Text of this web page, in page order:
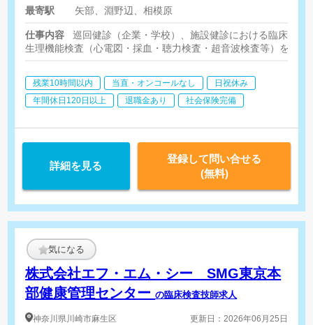
最寄駅
矢部、淵野辺、相模原
仕事内容
巡回健診（企業・学校）、施設健診における臨床検査
生理機能検査（心電図・採血・聴力検査・超音波検査等）を行っ
残業10時間以内 当直・オンコールなし
日祝休み
年間休日120日以上
退職金あり 社会保険完備
詳細を見る
登録して問い合せる
(無料)
気になる
株式会社エフ・エム・シー SMG東京本
部健康管理センターの臨床検査技師求人
神奈川県川崎市麻生区
更新日：2026年06月25日